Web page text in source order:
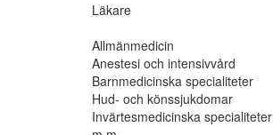
Läkare
Allmänmedicin
Anestesi och intensivvård
Barnmedicinska specialiteter
Hud- och könssjukdomar
Invärtesmedicinska specialiteter